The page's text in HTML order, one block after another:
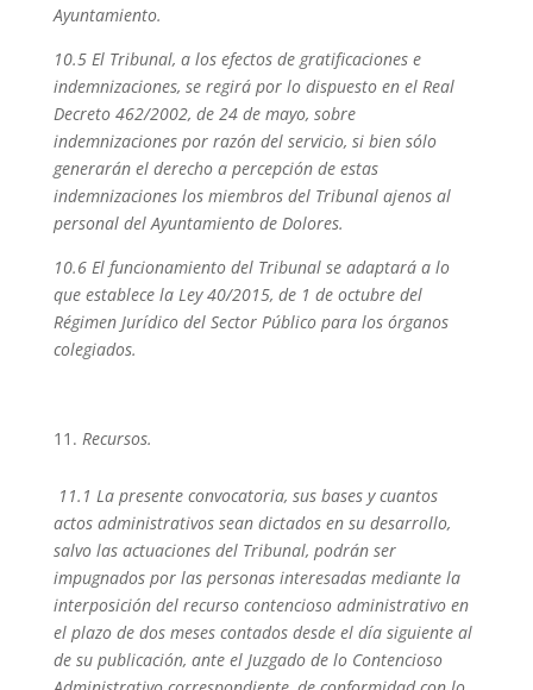
Ayuntamiento.
10.5 El Tribunal, a los efectos de gratificaciones e
indemnizaciones, se regirá por lo dispuesto en el Real
Decreto 462/2002, de 24 de mayo, sobre
indemnizaciones por razón del servicio, si bien sólo
generarán el derecho a percepción de estas
indemnizaciones los miembros del Tribunal ajenos al
personal del Ayuntamiento de Dolores.
10.6 El funcionamiento del Tribunal se adaptará a lo
que establece la Ley 40/2015, de 1 de octubre del
Régimen Jurídico del Sector Público para los órganos
colegiados.
Recursos.
11.1 La presente convocatoria, sus bases y cuantos
actos administrativos sean dictados en su desarrollo,
salvo las actuaciones del Tribunal, podrán ser
impugnados por las personas interesadas mediante la
interposición del recurso contencioso administrativo en
el plazo de dos meses contados desde el día siguiente al
de su publicación, ante el Juzgado de lo Contencioso